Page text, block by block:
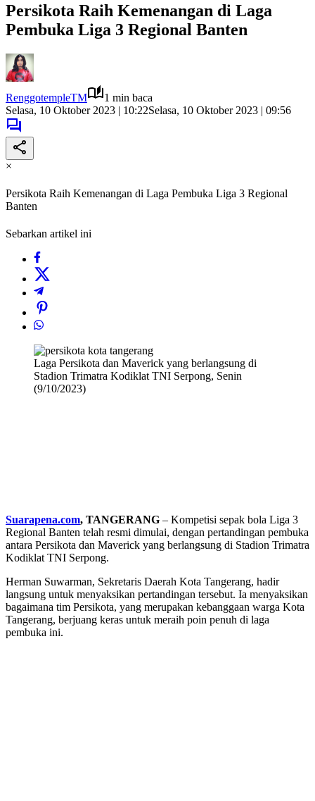
Persikota Raih Kemenangan di Laga
Pembuka Liga 3 Regional Banten
RenggotempleTM
1 min baca
Selasa, 10 Oktober 2023 | 10:22Selasa, 10 Oktober 2023 | 09:56
×
Persikota Raih Kemenangan di Laga Pembuka Liga 3 Regional
Banten
Sebarkan artikel ini
Laga Persikota dan Maverick yang berlangsung di
Stadion Trimatra Kodiklat TNI Serpong, Senin
(9/10/2023)
Suarapena.com, TANGERANG – Kompetisi sepak bola Liga 3
Regional Banten telah resmi dimulai, dengan pertandingan pembuka
antara Persikota dan Maverick yang berlangsung di Stadion Trimatra
Kodiklat TNI Serpong.
Herman Suwarman, Sekretaris Daerah Kota Tangerang, hadir
langsung untuk menyaksikan pertandingan tersebut. Ia menyaksikan
bagaimana tim Persikota, yang merupakan kebanggaan warga Kota
Tangerang, berjuang keras untuk meraih poin penuh di laga
pembuka ini.